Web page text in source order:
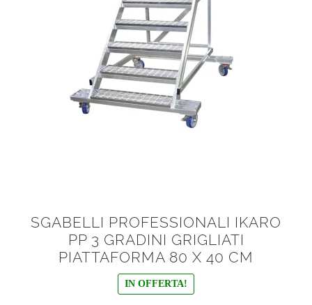
SGABELLI PROFESSIONALI IKARO
PP 3 GRADINI GRIGLIATI
PIATTAFORMA 80 X 40 CM
IN OFFERTA!